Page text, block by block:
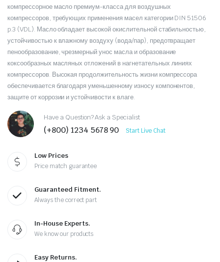
компрессорное масло премиум-класса для воздушных
компрессоров, требующих применения масел категории DIN 51506
p.3 (VDL). Масло обладает высокой окислительной стабильностью,
устойчивостью к влажному воздуху (вода/пар), предотвращает
пенообразование, чрезмерный унос масла и образование
коксообразных масляных отложений в нагнетательных линиях
компрессоров. Высокая продолжительность жизни компрессора
обеспечивается благодаря уменьшенному износу компонентов,
защите от коррозии и устойчивости к влаге.
Have a Question? Ask a Specialist
(+800) 1234 5678 90 Start Live Chat
Low Prices
Price match guarantee
Guaranteed Fitment.
Always the correct part
In-House Experts.
We know our products
Easy Returns.